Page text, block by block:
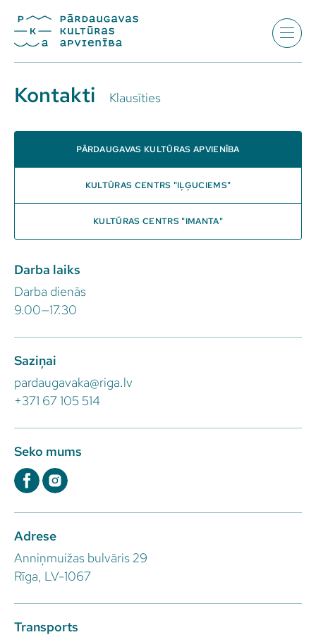
Kontakti Klausīties
PĀRDAUGAVAS KULTŪRAS APVIENĪBA
KULTŪRAS CENTRS "IĻĢUCIEMS"
KULTŪRAS CENTRS "IMANTA"
Darba laiks
Darba dienās
9.00—17.30
Saziņai
pardaugavaka@riga.lv
+371 67 105 514
Seko mums
Adrese
Anniņmuižas bulvāris 29
Rīga, LV-1067
Transports